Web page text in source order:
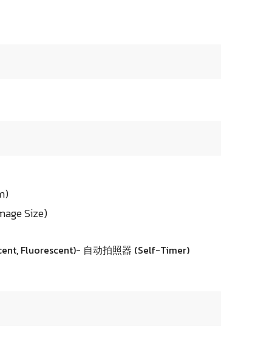
Size)
Fluorescent)- 自动拍照器 (Self-Timer)